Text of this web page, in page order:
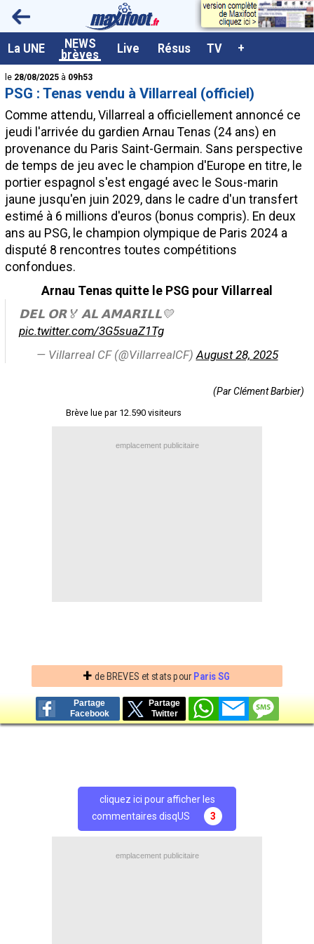
La UNE NEWS
brèves Live Résus TV +
<
le 28/08/2025 à 09h53
PSG : Tenas vendu à Villarreal (officiel)
Comme attendu, Villarreal a officiellement annoncé ce
jeudi l'arrivée du gardien Arnau Tenas (24 ans) en
provenance du Paris Saint-Germain. Sans perspective
de temps de jeu avec le champion d'Europe en titre, le
portier espagnol s'est engagé avec le Sous-marin
jaune jusqu'en juin 2029, dans le cadre d'un transfert
estimé à 6 millions d'euros (bonus compris). En deux
ans au PSG, le champion olympique de Paris 2024 a
disputé 8 rencontres toutes compétitions
confondues.
Arnau Tenas quitte le PSG pour Villarreal
𝗗𝗘𝗟 𝗢𝗥🏅 𝗔𝗟 𝗔𝗠𝗔𝗥𝗜𝗟𝗟💛
pic.twitter.com/3G5suaZ1Tg
— Villarreal CF (@VillarrealCF)August 28, 2025
(Par Clément Barbier)
Brève lue par 12.590 visiteurs
emplacement publicitaire
+ de BREVES et stats pour Paris SG
Partage
Facebook
Partage
Twitter
cliquez ici pour afficher les
commentaires disqUS
3
emplacement publicitaire
A la UNE
Dernières brèves
Live / Matchs en direct
Résultats et Classements
Class. buteurs européens
Programme TV foot
Vidéos
Sondages
Tableau transferts L1
Contact / Signaler un bug
Recrutement Maxifoot
site web Maxifoot.fr